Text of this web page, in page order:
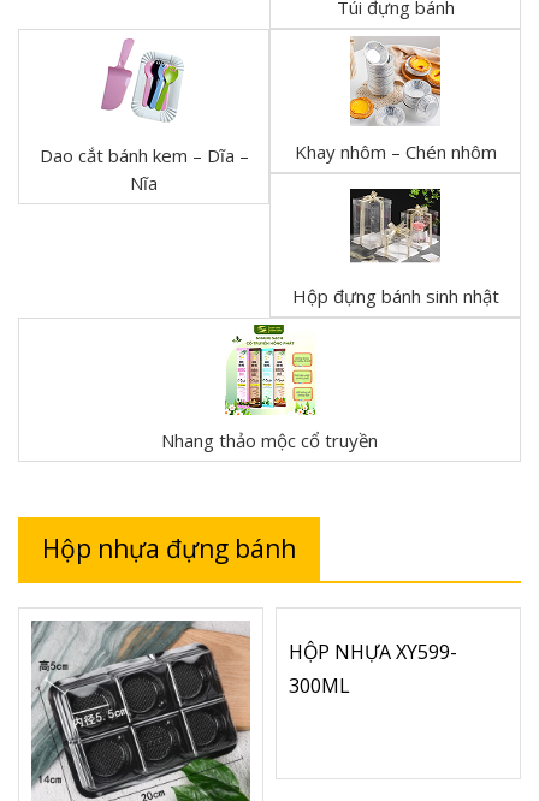
Túi đựng bánh
Dao cắt bánh kem – Dĩa –
Nĩa
Khay nhôm – Chén nhôm
Hộp đựng bánh sinh nhật
Nhang thảo mộc cổ truyền
Hộp nhựa đựng bánh
HỘP NHỰA XY599-
300ML